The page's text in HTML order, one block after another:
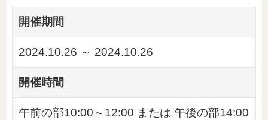
開催期間
2024.10.26 ～ 2024.10.26
開催時間
午前の部10:00～12:00 または 午後の部14:00